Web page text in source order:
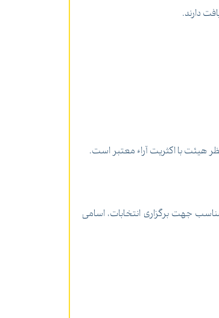
دارند.
هیئت با اکثریت آراء معتبر است.
ضمن تعیین روز و ساعت و محل مناسب جهت برگزاری انتخابات، اسامی